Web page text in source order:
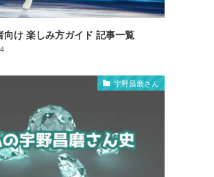
向け 楽しみ方ガイド 記事一覧
宇野昌磨さん